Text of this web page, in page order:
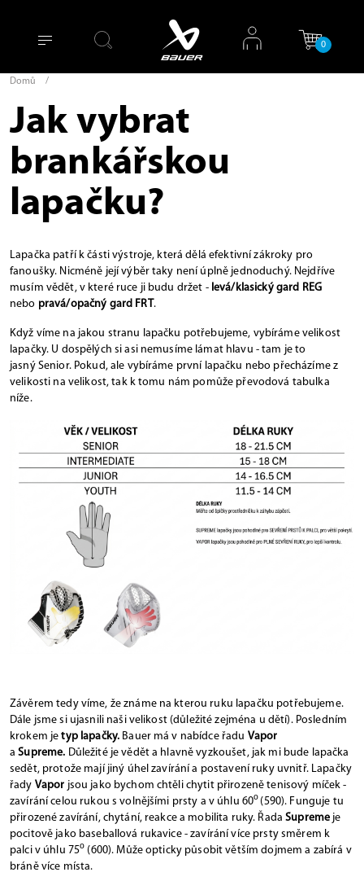
0
Domů /
Jak vybrat
brankářskou
lapačku?
Lapačka patří k části výstroje, která dělá efektivní zákroky pro
fanoušky. Nicméně její výběr taky není úplně jednoduchý. Nejdříve
musím vědět, v které ruce ji budu držet - levá/klasický gard REG
nebo pravá/opačný gard FRT.
Když víme na jakou stranu lapačku potřebujeme, vybíráme velikost
lapačky. U dospělých si asi nemusíme lámat hlavu - tam je to
jasný Senior. Pokud, ale vybíráme první lapačku nebo přecházíme z
velikosti na velikost, tak k tomu nám pomůže převodová tabulka
níže.
Závěrem tedy víme, že známe na kterou ruku lapačku potřebujeme.
Dále jsme si ujasnili naši velikost (důležité zejména u dětí). Posledním
krokem jetyp lapačky. Bauer má v nabídce řadu Vapor
aSupreme. Důležité je vědět a hlavně vyzkoušet, jak mi bude lapačka
sedět, protože mají jiný úhel zavírání a postavení ruky uvnitř. Lapačky
řady Vapor jsou jako bychom chtěli chytit přirozeně tenisový míček -
zavírání celou rukou s volnějšími prsty a v úhlu 60o (590). Funguje tu
přirozené zavírání, chytání, reakce a mobilita ruky. ŘadaSupreme je
pocitově jako baseballová rukavice - zavírání více prsty směrem k
palci v úhlu 75o (600). Může opticky působit větším dojmem a zabírá v
bráně více místa.